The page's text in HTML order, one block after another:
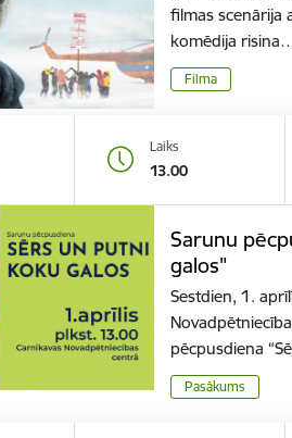
filmas scenārija
komēdija
Filma
Laiks
13.00
Sarunu
galos"
Sestdien, 1.
pēcpusdiena
Pasākums